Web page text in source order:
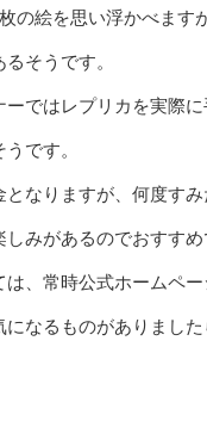
の絵を思い浮かべます
そうです。
ーではレプリカを実際
です。
となりますが、何度す
みがあるのでおすすめ
は、常時公式ホームペ
になるものがありまし